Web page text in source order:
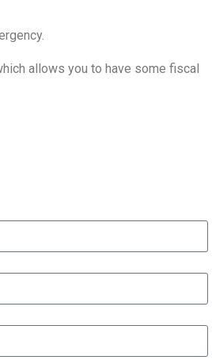
allows you to have some fiscal